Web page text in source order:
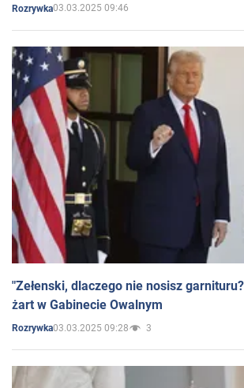
Rozrywka03.03.2025 09:46
"Zełenski, dlaczego nie nosisz
żart w Gabinecie Owalnym
Rozrywka03.03.2025 09:28 3